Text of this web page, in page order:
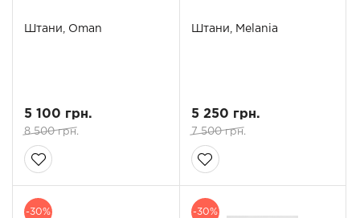
Штани, Oman
5 100 грн.
8 500 грн.
Штани, Melania
5 250 грн.
7 500 грн.
-30% -30%